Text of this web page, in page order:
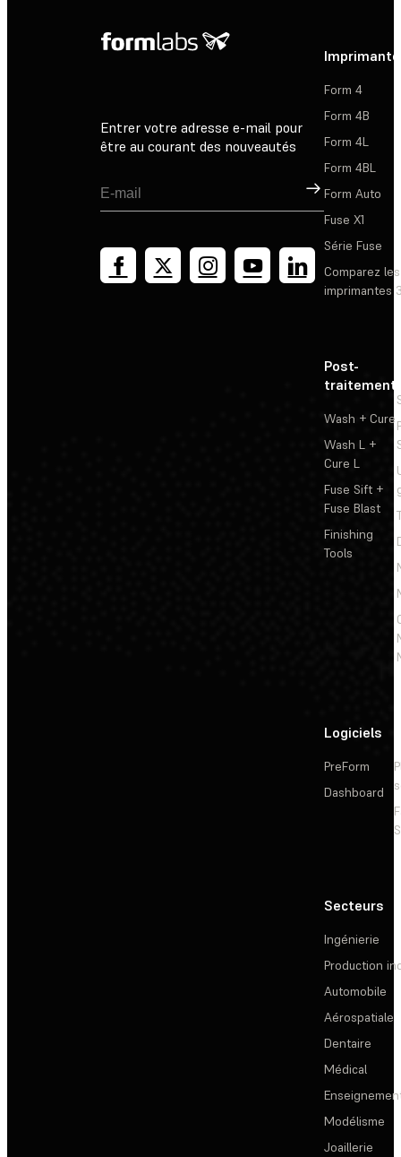
Entrer votre adresse e-mail pour
être au courant des nouveautés
Inscription
Form 4
Form 4B
Form 4L
Form 4BL
Form Auto
Fuse X1
Série Fuse
Comparez les
imprimantes
Post-
traitement
Wash + Cure
Wash L +
Cure L
Fuse Sift +
Fuse Blast
Finishing
Tools
Logiciels
PreForm
Dashboard
Secteurs
Ingénierie
Production
Automobile
Aérospatiale
Dentaire
Médical
Modélisme
Joaillerie